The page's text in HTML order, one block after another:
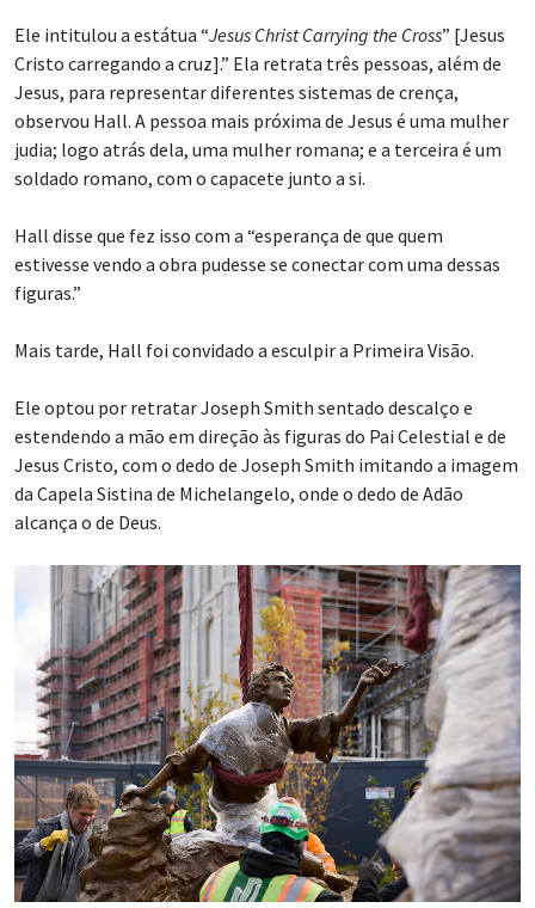
Ele intitulou a estátua “Jesus Christ Carrying the Cross” [Jesus
Cristo carregando a cruz].” Ela retrata três pessoas, além de
Jesus, para representar diferentes sistemas de crença,
observou Hall. A pessoa mais próxima de Jesus é uma mulher
judia; logo atrás dela, uma mulher romana; e a terceira é um
soldado romano, com o capacete junto a si.
Hall disse que fez isso com a “esperança de que quem
estivesse vendo a obra pudesse se conectar com uma dessas
figuras.”
Mais tarde, Hall foi convidado a esculpir a Primeira Visão.
Ele optou por retratar Joseph Smith sentado descalço e
estendendo a mão em direção às figuras do Pai Celestial e de
Jesus Cristo, com o dedo de Joseph Smith imitando a imagem
da Capela Sistina de Michelangelo, onde o dedo de Adão
alcança o de Deus.